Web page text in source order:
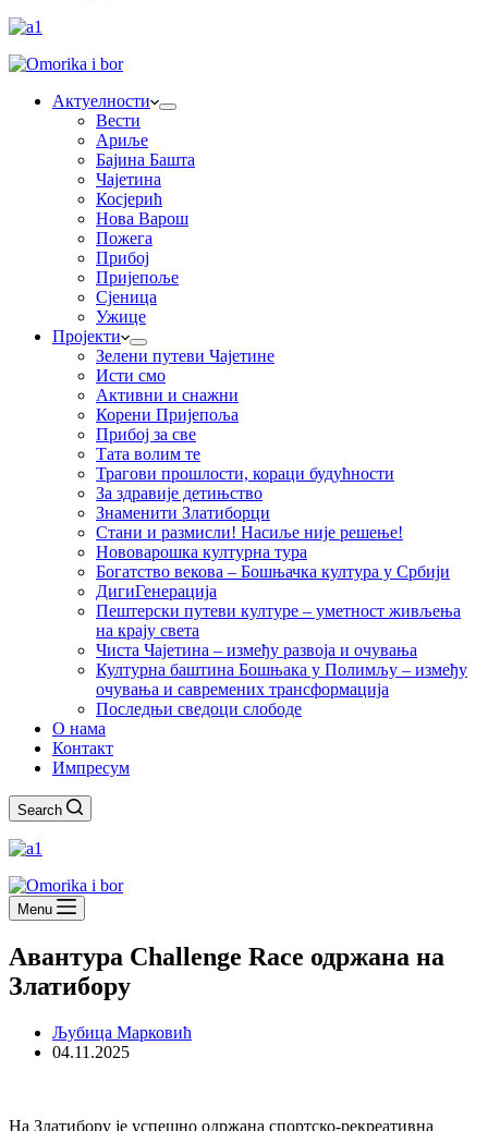
Актуелности
Вести
Ариље
Бајина Башта
Чајетина
Косјерић
Нова Варош
Пожега
Прибој
Пријепоље
Сјеница
Ужице
Пројекти
Зелени путеви Чајетине
Исти смо
Активни и снажни
Корени Пријепоља
Прибој за све
Тата волим те
Трагови прошлости, кораци будућности
За здравије детињство
Знаменити Златиборци
Стани и размисли! Насиље није решење!
Нововарошка културна тура
Богатство векова – Бошњачка култура у Србији
ДигиГенерација
Пештерски путеви културе – уметност живљења
на крају света
Чиста Чајетина – између развоја и очувања
Културна баштина Бошњака у Полимљу – између
очувања и савремених трансформација
Последњи сведоци слободе
О нама
Контакт
Импресум
Search
Menu
Авантура Challenge Race одржана на
Златибору
Љубица Марковић
04.11.2025
На Златибору је успешно одржана спортско-рекреативна